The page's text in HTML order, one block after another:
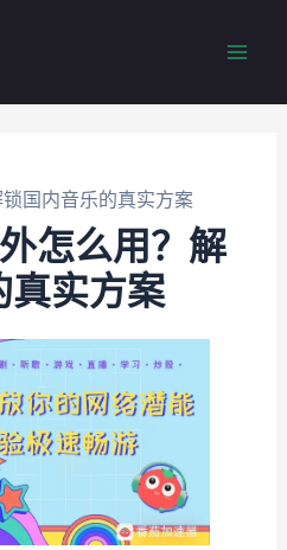
国内音乐的真实方案
怎么用？解
真实方案